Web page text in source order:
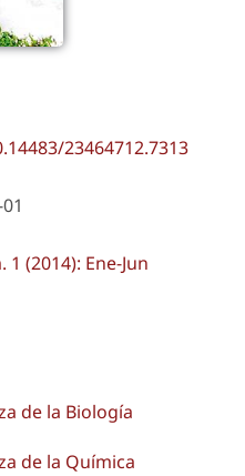
23464712.7313
1 (2014): Ene-Jun
de la Biología
de la Química